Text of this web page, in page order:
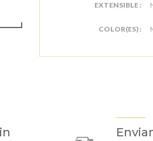
EXTENSIBLE :
COLOR(ES) :